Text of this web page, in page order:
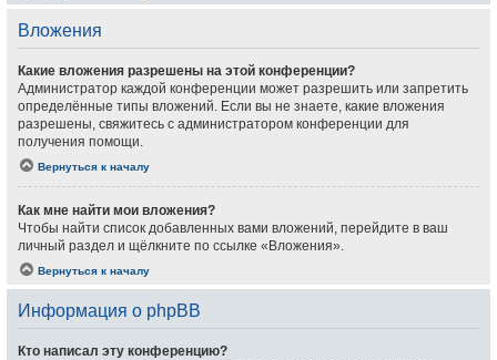
Вложения
Какие вложения разрешены на этой конференции?
Администратор каждой конференции может разрешить или запретить
определённые типы вложений. Если вы не знаете, какие вложения
разрешены, свяжитесь с администратором конференции для
получения помощи.
Вернуться к началу
Как мне найти мои вложения?
Чтобы найти список добавленных вами вложений, перейдите в ваш
личный раздел и щёлкните по ссылке «Вложения».
Вернуться к началу
Информация о phpBB
Кто написал эту конференцию?